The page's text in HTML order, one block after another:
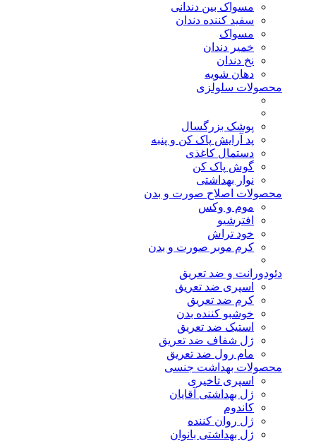
مسواک بین دندانی
سفید کننده دندان
مسواک
خمیر دندان
نخ دندان
دهان شویه
محصولات سلولزی
پوشک بزرگسال
پد آرایش پاک کن و پنبه
دستمال کاغذی
گوش پاک کن
نوار بهداشتی
محصولات اصلاح صورت و بدن
موم و وکس
افترشیو
خود تراش
کرم موبر صورت و بدن
دئودورانت و ضد تعریق
اسپری ضد تعریق
کرم ضد تعریق
خوشبو کننده بدن
استیک ضد تعریق
ژل شفاف ضد تعریق
مام رول ضد تعریق
محصولات بهداشت جنسی
اسپری تاخیری
ژل بهداشتی آقایان
کاندوم
ژل روان کننده
ژل بهداشتی بانوان